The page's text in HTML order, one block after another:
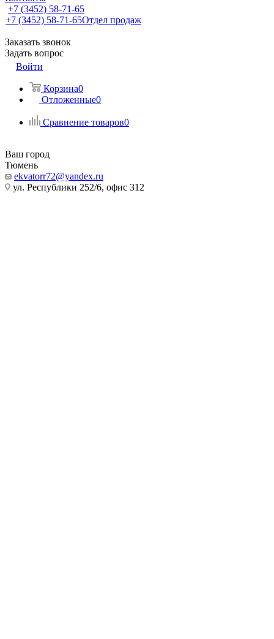
+7 (3452) 58-71-65
+7 (3452) 58-71-65Отдел продаж
Заказать звонок
Задать вопрос
Войти
Корзина0
Отложенные0
Сравнение товаров0
Ваш город
Тюмень
ekvatorr72@yandex.ru
ул. Республики 252/6, офис 312